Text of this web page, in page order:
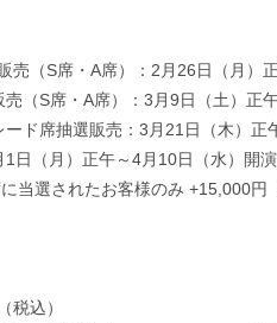
（S席・A席）：2月26日（月）
（S席・A席）：3月9日（土）正
ド席抽選販売：3月21日（木）正
（月）正午～4月10日（水）開
当選されたお客様のみ +15,000円
税込）